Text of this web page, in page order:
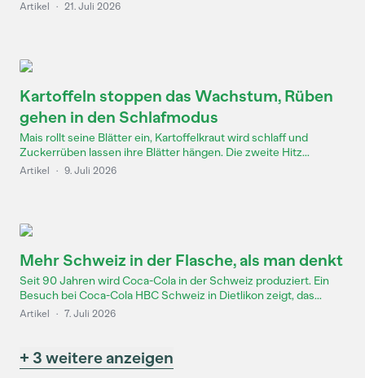
Artikel · 21. Juli 2026
Kartoffeln stoppen das Wachstum, Rüben
gehen in den Schlafmodus
Mais rollt seine Blätter ein, Kartoffelkraut wird schlaff und
Zuckerrüben lassen ihre Blätter hängen. Die zweite Hitz...
Artikel · 9. Juli 2026
Mehr Schweiz in der Flasche, als man denkt
Seit 90 Jahren wird Coca-Cola in der Schweiz produziert. Ein
Besuch bei Coca-Cola HBC Schweiz in Dietlikon zeigt, das...
Artikel · 7. Juli 2026
+ 3 weitere anzeigen